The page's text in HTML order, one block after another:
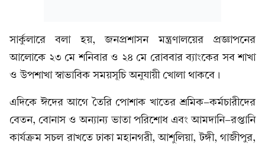
সার্কুলারে বলা হয়, জনপ্রশাসন মন্ত্রণালয়ের প্রজ্ঞাপনের
আলোকে ২৩ মে শনিবার ও ২৪ মে রোববার ব্যাংকের সব শাখা
ও উপশাখা স্বাভাবিক সময়সূচি অনুযায়ী খোলা থাকবে।
এদিকে ঈদের আগে তৈরি পোশাক খাতের শ্রমিক-কর্মচারীদের
বেতন, বোনাস ও অন্যান্য ভাতা পরিশোধ এবং আমদানি-রপ্তানি
কার্যক্রম সচল রাখতে ঢাকা মহানগরী, আশুলিয়া, টঙ্গী, গাজীপুর,